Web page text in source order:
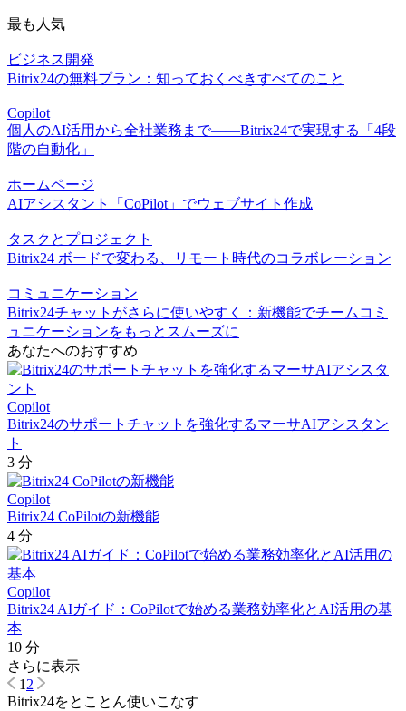
最も人気
ビジネス開発
Bitrix24の無料プラン：知っておくべきすべてのこと
Copilot
個人のAI活用から全社業務まで――Bitrix24で実現する「4段
階の自動化」
ホームページ
AIアシスタント「CoPilot」でウェブサイト作成
タスクとプロジェクト
Bitrix24 ボードで変わる、リモート時代のコラボレーション
コミュニケーション
Bitrix24チャットがさらに使いやすく：新機能でチームコミ
ュニケーションをもっとスムーズに
あなたへのおすすめ
Copilot
Bitrix24のサポートチャットを強化するマーサAIアシスタン
ト
3 分
Copilot
Bitrix24 CoPilotの新機能
4 分
Copilot
Bitrix24 AIガイド：CoPilotで始める業務効率化とAI活用の基
本
10 分
さらに表示
12
Bitrix24をとことん使いこなす